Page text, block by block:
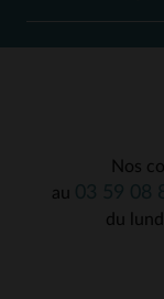
Nos
au
du